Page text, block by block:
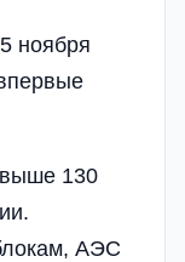
ноября
130
АЭС